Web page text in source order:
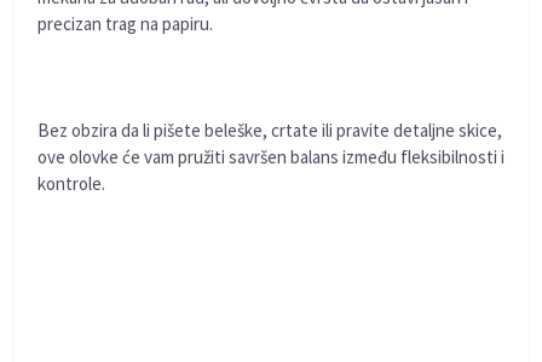
precizan trag na papiru.
Bez obzira da li pišete beleške, crtate ili pravite detaljne skice,
ove olovke će vam pružiti savršen balans između fleksibilnosti i
kontrole.